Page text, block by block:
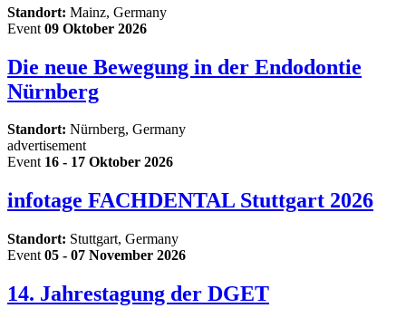
Standort: Mainz, Germany
Event 09 Oktober 2026
Die neue Bewegung in der Endodontie
Nürnberg
Standort: Nürnberg, Germany
advertisement
Event 16 - 17 Oktober 2026
infotage FACHDENTAL Stuttgart 2026
Standort: Stuttgart, Germany
Event 05 - 07 November 2026
14. Jahrestagung der DGET